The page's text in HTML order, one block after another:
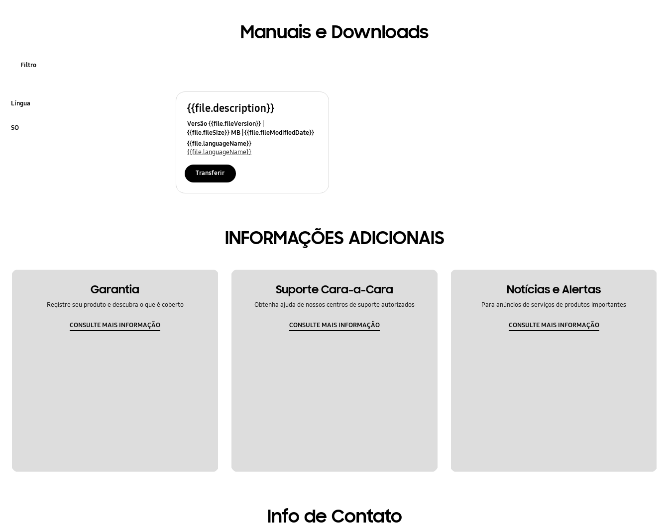
Manuais e Downloads
Filtro
Língua
SO
{{file.description}}
Versão {{file.fileVersion}}
{{file.fileSize}} MB {{file.fileModifiedDate}}
{{file.osNames}}
{{file.languageName}}
{{file.languageName}}
Transferir
INFORMAÇÕES ADICIONAIS
Garantia
Registre seu produto e descubra o que é coberto
CONSULTE MAIS INFORMAÇÃO
Suporte Cara-a-Cara
Obtenha ajuda de nossos centros de suporte autorizados
CONSULTE MAIS INFORMAÇÃO
Notícias e Alertas
Para anúncios de serviços de produtos importantes
CONSULTE MAIS INFORMAÇÃO
Info de Contato